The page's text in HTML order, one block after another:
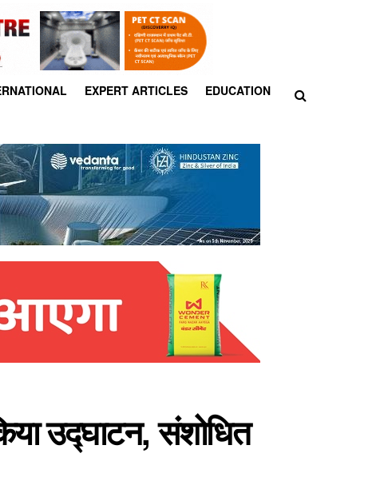
EXPERT ARTICLES
EDUCATION
उद्घाटन, संशोधित